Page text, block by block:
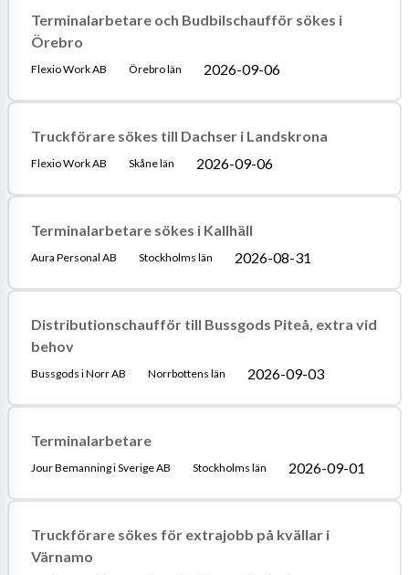
Terminalarbetare och Budbilschaufför sökes i
Örebro
Flexio Work AB Örebro län 2026-09-06
Truckförare sökes till Dachser i Landskrona
Flexio Work AB Skåne län 2026-09-06
Terminalarbetare sökes i Kallhäll
Aura Personal AB Stockholms län 2026-08-31
Distributionschaufför till Bussgods Piteå, extra vid
behov
Bussgods i Norr AB Norrbottens län 2026-09-03
Terminalarbetare
Jour Bemanning i Sverige AB Stockholms län 2026-09-01
Truckförare sökes för extrajobb på kvällar i
Värnamo